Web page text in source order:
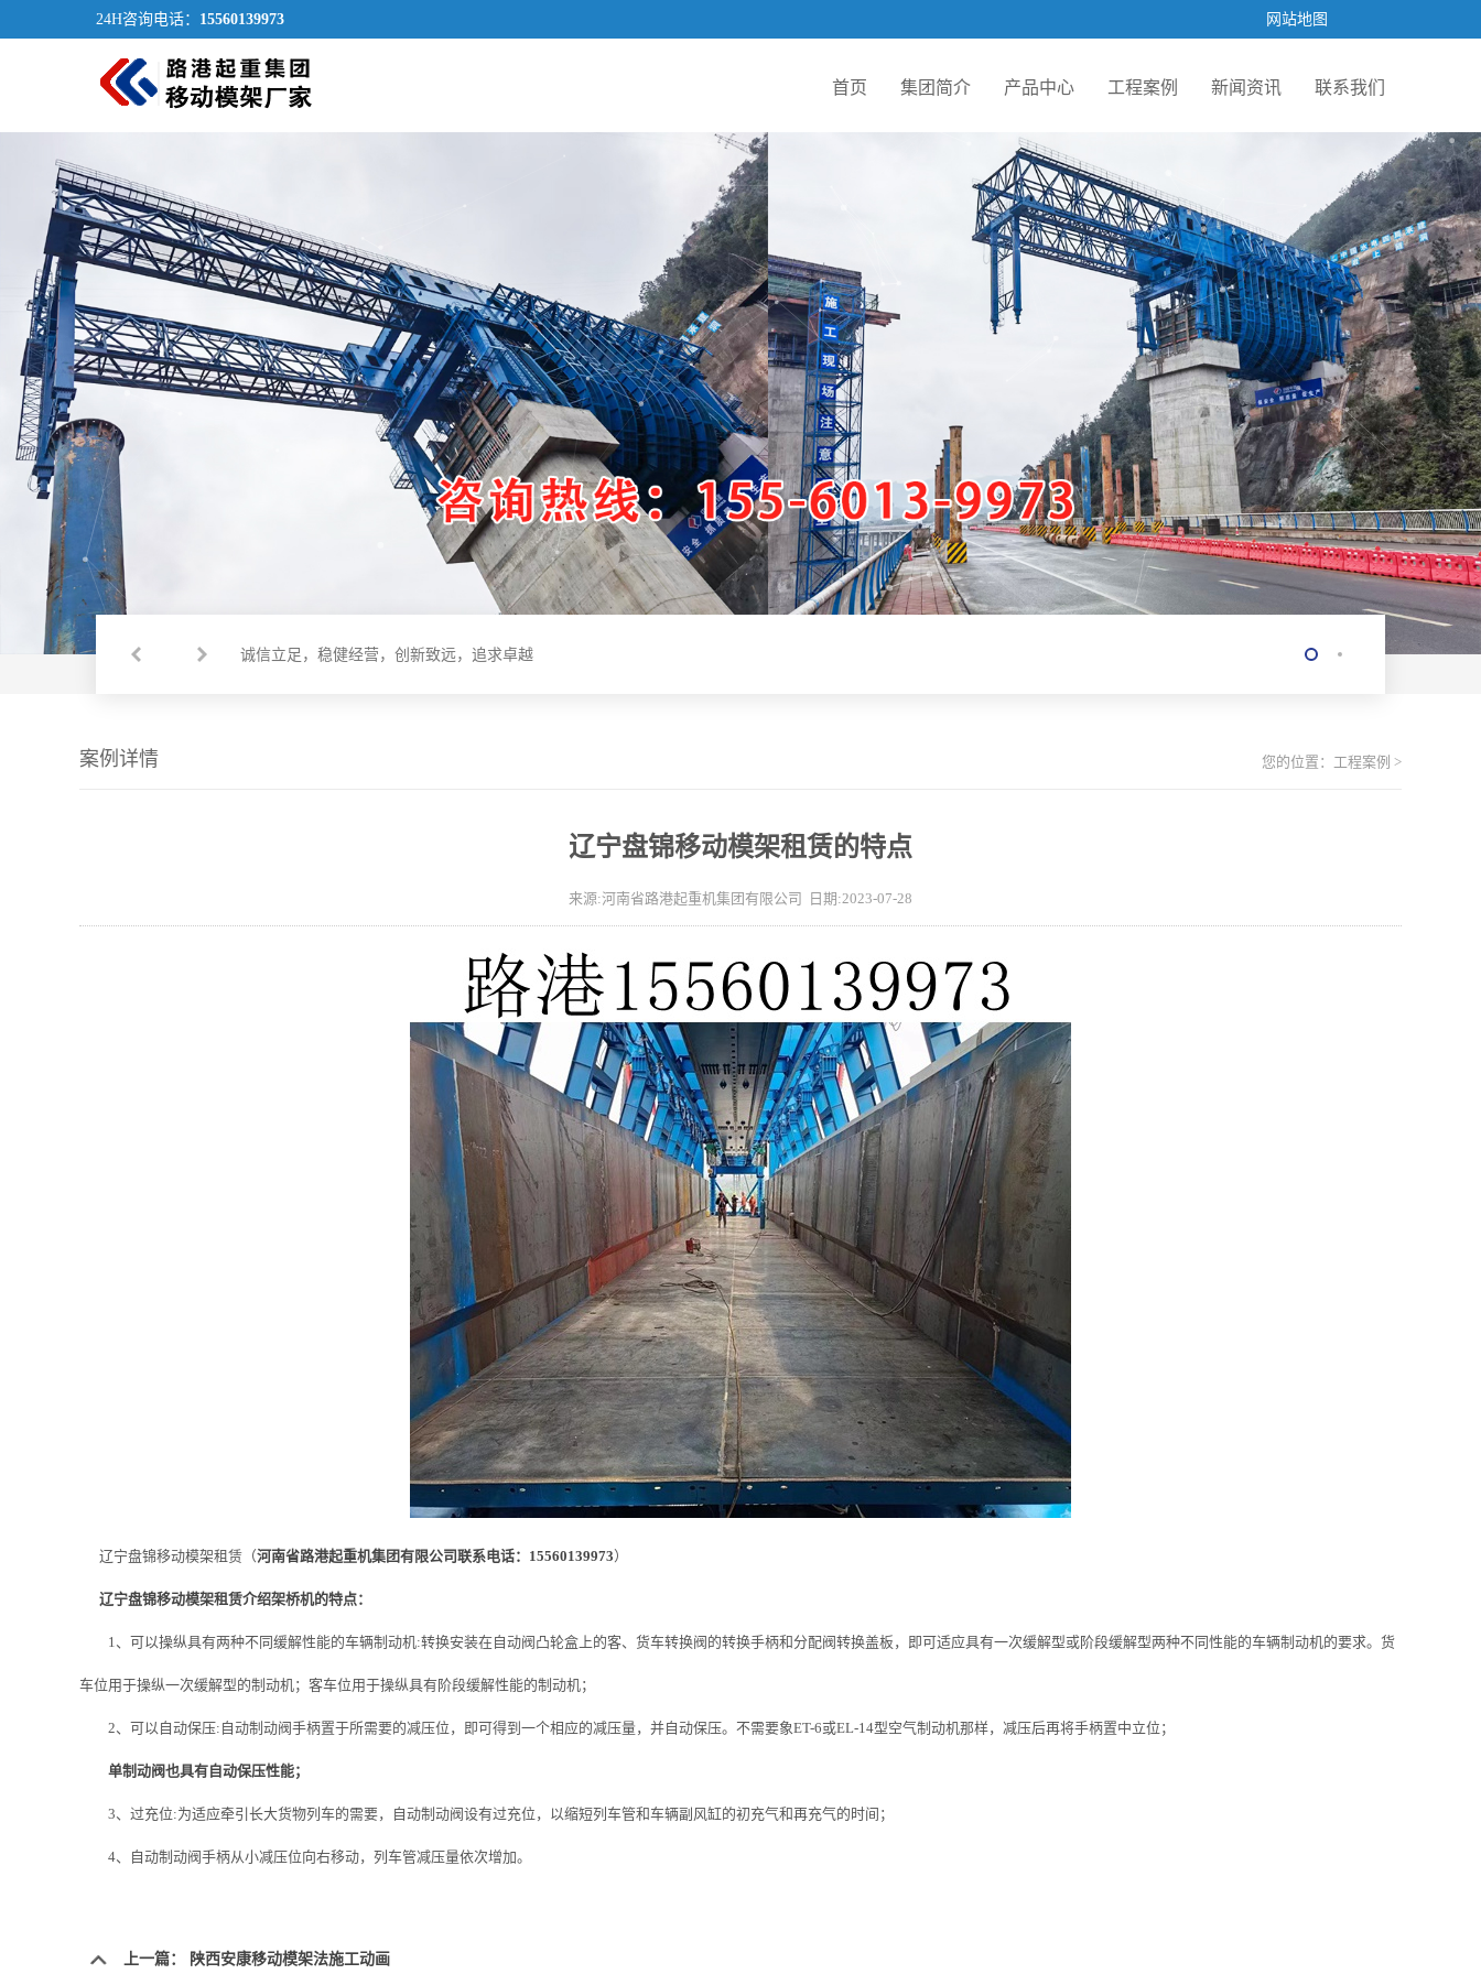
24H咨询电话： 15560139973 网站地图
首页 集团简介 产品中心 工程案例 新闻资讯 联系我们
诚信立足，稳健经营，创新致远，追求卓越
诚信立足，稳健经营，创新致远，追求卓越
您的位置： 工程案例 >
案例详情
辽宁盘锦移动模架租赁的特点
来源:河南省路港起重机集团有限公司 日期:2023-07-28
辽宁盘锦移动模架租赁（河南省路港起重机集团有限公司联系电话：15560139973）
辽宁盘锦移动模架租赁介绍架桥机的特点：
1、可以操纵具有两种不同缓解性能的车辆制动机:转换安装在自动阀凸轮盒上的客、货车转换阀的转换手柄和分配阀转换盖板，即可适应具有一次缓解型或阶段缓解型两种不同性能的车辆制动机的要求。货
车位用于操纵一次缓解型的制动机；客车位用于操纵具有阶段缓解性能的制动机；
2、可以自动保压:自动制动阀手柄置于所需要的减压位，即可得到一个相应的减压量，并自动保压。不需要象ET-6或EL-14型空气制动机那样，减压后再将手柄置中立位；
单制动阀也具有自动保压性能；
3、过充位:为适应牵引长大货物列车的需要，自动制动阀设有过充位，以缩短列车管和车辆副风缸的初充气和再充气的时间；
4、自动制动阀手柄从小减压位向右移动，列车管减压量依次增加。
上一篇： 陕西安康移动模架法施工动画